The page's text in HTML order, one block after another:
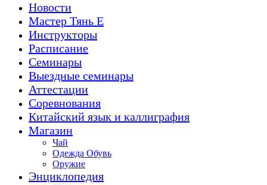
Новости
Мастер Тянь Е
Инструкторы
Расписание
Семинары
Выездные семинары
Аттестации
Соревнования
Китайский язык и каллиграфия
Магазин
Чай
Одежда Обувь
Оружие
Энциклопедия